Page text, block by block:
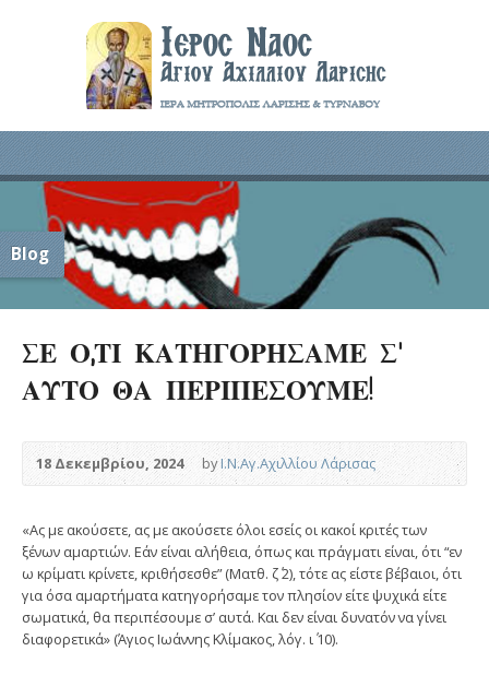
Blog
ΣΕ Ο,ΤΙ ΚΑΤΗΓΟΡΗΣΑΜΕ Σ’
ΑΥΤΟ ΘΑ ΠΕΡΙΠΕΣΟΥΜΕ!
18 Δεκεμβρίου, 2024 byΙ.Ν.Αγ.Αχιλλίου Λάρισας
«Ας με ακούσετε, ας με ακούσετε όλοι εσείς οι κακοί κριτές των
ξένων αμαρτιών. Εάν είναι αλήθεια, όπως και πράγματι είναι, ότι “εν
ω κρίματι κρίνετε, κριθήσεσθε” (Ματθ. ζ΄ 2), τότε ας είστε βέβαιοι, ότι
για όσα αμαρτήματα κατηγορήσαμε τον πλησίον είτε ψυχικά είτε
σωματικά, θα περιπέσουμε σ’ αυτά. Και δεν είναι δυνατόν να γίνει
διαφορετικά» (Άγιος Ιωάννης Κλίμακος, λόγ. ι΄ 10).